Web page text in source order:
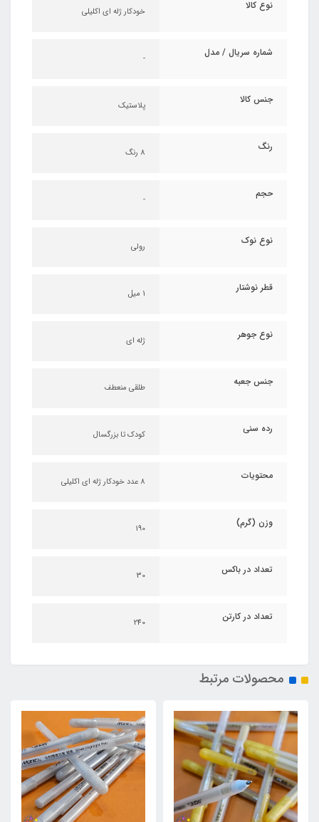
نوع کالا خودکار ژله ای اکلیلی
شماره سریال / مدل -
جنس کالا پلاستیک
رنگ 8 رنگ
حجم -
نوع نوک رولی
قطر نوشتار 1 میل
نوع جوهر ژله ای
جنس جعبه طلقی منعطف
رده سنی کودک تا بزرگسال
محتویات 8 عدد خودکار ژله ای اکلیلی
وزن (گرم) 190
تعداد در باکس 30
تعداد در کارتن 240
محصولات مرتبط